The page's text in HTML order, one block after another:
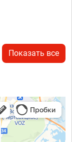
Показать все